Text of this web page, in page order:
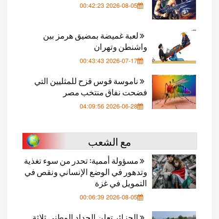
2026-08-05 00:42:23
لعبة غميضة بمضيق هرمز بين
واشنطن وتهران
2026-07-17 00:43:43
ناموسة قوس قزح للمثليين التي
فضحت نفاق منتخب مصر
2026-06-28 04:09:56
مع الشعب
مسؤولة أممية: تحدر من سوء تغذية
وتدهور في الوضع الإنساني ونقص في
التمويل في غزة
2026-08-05 00:06:39